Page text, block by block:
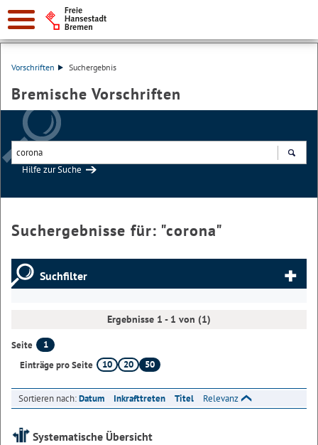
Vorschriften Suchergebnis
Bremische Vorschriften
Hilfe zur Suche
Suchergebnisse für: "corona"
Suchfilter
Ergebnisse 1 - 1 von (1)
Seite
1
Einträge pro Seite
10 20 50
Sortieren nach:Datum Inkrafttreten Titel Relevanz
Systematische Übersicht